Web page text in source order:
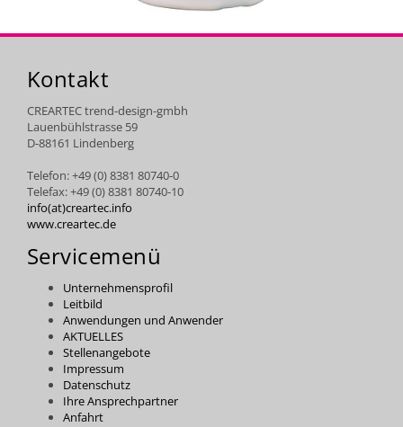
Kontakt
CREARTEC trend-design-gmbh
Lauenbühlstrasse 59
D-88161 Lindenberg
Telefon: +49 (0) 8381 80740-0
Telefax: +49 (0) 8381 80740-10
info(at)creartec.info
www.creartec.de
Servicemenü
Unternehmensprofil
Leitbild
Anwendungen und Anwender
AKTUELLES
Stellenangebote
Impressum
Datenschutz
Ihre Ansprechpartner
Anfahrt